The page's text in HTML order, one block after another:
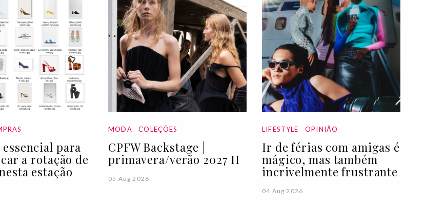
para
a rotação de
estação
MODA COLEÇÕES
CPFW Backstage |
primavera/verão 2027 II
05 Aug 2026
LIFESTYLE OPINIÃO
Ir de férias com amigas é
mágico, mas também
incrivelmente frustrante
04 Aug 2026